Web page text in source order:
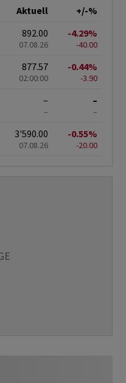
Aktuell
+/-%
892.00
07.08.26
-4.29%
-40.00
877.57
02:00:00
-0.44%
-3.90
–
–
–
–
3'590.00
07.08.26
-0.55%
-20.00